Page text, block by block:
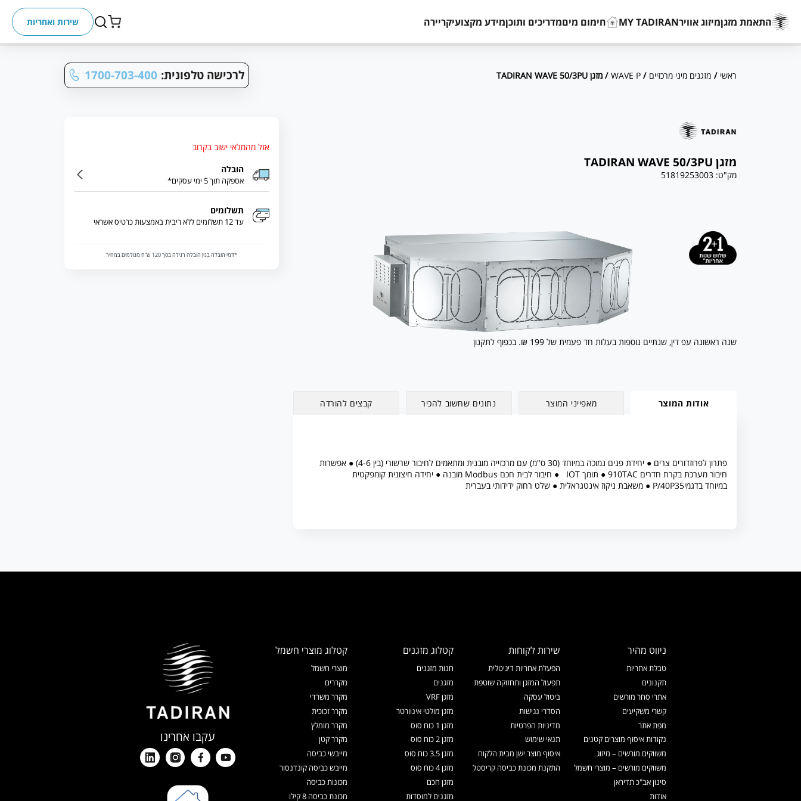
התאמת מזגןמיזוג אווירMY TADIRAN חימום מיםמדריכים ותוכןמידע מקצועיקריירה שירות ואחריות
ראשי / מזגנים מיני מרכזיים /
WAVE P / מזגן TADIRAN WAVE 50/3PU 1700-703-400 לרכישה טלפונית:
מזגן TADIRAN WAVE 50/3PU
מק"ט:51819253003
שנה ראשונה עפ דין, שנתיים נוספות בעלות חד פעמית של 199 ₪. בכפוף לתקנון
אודות המוצר מאפייני המוצר נתונים שחשוב להכיר קבצים להורדה
פתרון לפרוזדורים צרים ● יחידת פנים נמוכה במיוחד (30 ס"מ) עם מרכזייה מובנית ומתאמים לחיבור שרשורי (בין 4-6) ● אפשרות
חיבור מערכת בקרת חדרים 910TAC ● תומך IOT ● חיבור לבית חכם Modbus מובנה ● יחידה חיצונית קומפקטית
במיוחד בדגמיP/40P35 ● משאבת ניקוז אינטגראלית ● שלט רחוק ידידותי בעברית
אזל מהמלאי ישוב בקרוב
הובלה
אספקה תוך 5 ימי עסקים*
תשלומים
עד 12 תשלומים ללא ריבית באמצעות כרטיס אשראי
*דמי הובלה בגין הובלה רגילה בסך 120 ש”ח מגולמים במחיר
ניווט מהיר
טבלת אחריות
תקנונים
אתרי סחר מורשים
קשרי משקיעים
מפת אתר
נקודות איסוף מוצרים קטנים
משווקים מורשים – מיזוג
משווקים מורשים – מוצרי חשמל
סינון אב"כ תדיראן
אודות
שירות לקוחות
הפעלת אחריות דיגיטלית
תפעול המזגן ותחזוקה שוטפת
ביטול עסקה
הסדרי נגישות
מדיניות הפרטיות
תנאי שימוש
איסוף מוצר ישן מבית הלקוח
התקנת מכונת כביסה קריסטל
קטלוג מזגנים
חנות מזגנים
מזגנים
מזגן VRF
מזגן מולטי אינוורטר
מזגן 1 כוח סוס
מזגן 2 כוח סוס
מזגן 3.5 כוח סוס
מזגן 4 כוח סוס
מזגן חכם
מזגנים למוסדות
קטלוג מוצרי חשמל
מוצרי חשמל
מקררים
מקרר משרדי
מקרר זכוכית
מקרר מומלץ
מקרר קטן
מייבשי כביסה
מייבש כביסה קונדנסור
מכונות כביסה
מכונת כביסה 8 קילו
עקבו אחרינו